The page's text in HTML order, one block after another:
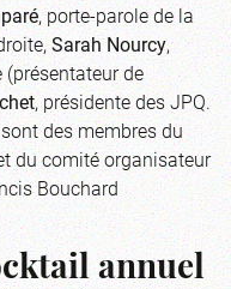
, porte-parole de la
Sarah Nourcy,
de
, présidente des JPQ.
des membres du
du comité organisateur
Bouchard
annuel